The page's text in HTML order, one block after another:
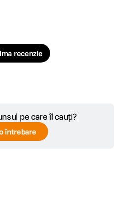
recenzie
pe care îl cauți?
întrebare